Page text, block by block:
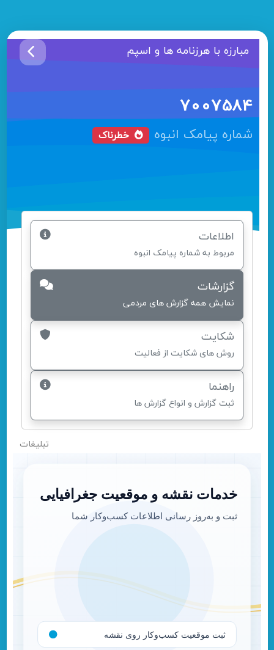
مبارزه با هرزنامه ها و اسپم
7007584
شماره پیامک انبوه خطرناک
اطلاعات
مربوط به شماره پیامک انبوه
گزارشات
نمایش همه گزارش های مردمی
شکایت
روش های شکایت از فعالیت
راهنما
ثبت گزارش و انواع گزارش ها